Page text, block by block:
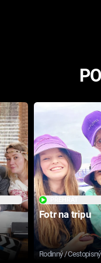
Fotr na tripu
Rodinný / Cestopisný